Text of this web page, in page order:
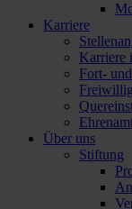
Karriere
Karriere
Fort-
Über uns
Stiftung